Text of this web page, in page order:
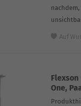
Auf
One,